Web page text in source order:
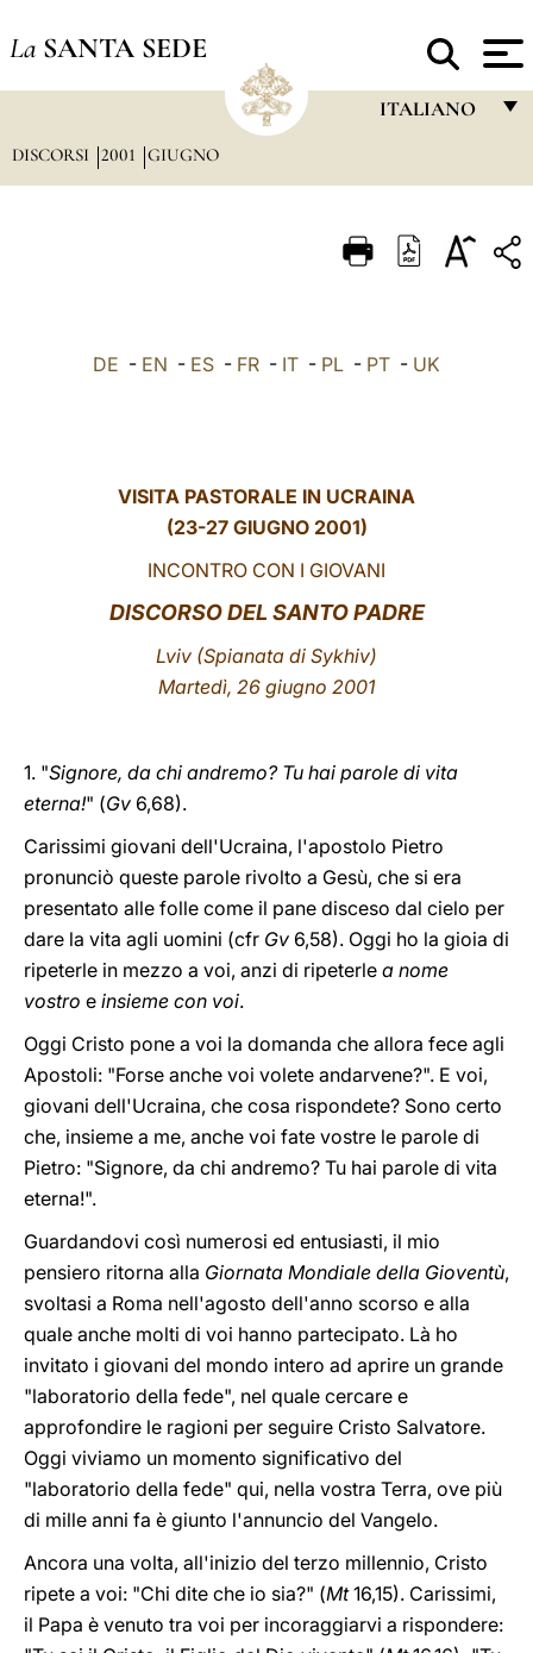
La SANTA SEDE
ITALIANO
ITALIANO
LATINE
DISCORSI 2001 GIUGNO
DE - EN - ES - FR - IT - PL - PT - UK
VISITA PASTORALE IN UCRAINA
(23-27 GIUGNO 2001)
INCONTRO CON I GIOVANI
DISCORSO DEL SANTO PADRE
Lviv (Spianata di Sykhiv)
Martedì, 26 giugno 2001
1. "Signore, da chi andremo? Tu hai parole di vita
eterna!" (Gv 6,68).
Carissimi giovani dell'Ucraina, l'apostolo Pietro
pronunciò queste parole rivolto a Gesù, che si era
presentato alle folle come il pane disceso dal cielo per
dare la vita agli uomini (cfr Gv 6,58). Oggi ho la gioia di
ripeterle in mezzo a voi, anzi di ripeterle a nome
vostro e insieme con voi.
Oggi Cristo pone a voi la domanda che allora fece agli
Apostoli: "Forse anche voi volete andarvene?". E voi,
giovani dell'Ucraina, che cosa rispondete? Sono certo
che, insieme a me, anche voi fate vostre le parole di
Pietro: "Signore, da chi andremo? Tu hai parole di vita
eterna!".
Guardandovi così numerosi ed entusiasti, il mio
pensiero ritorna alla Giornata Mondiale della Gioventù,
svoltasi a Roma nell'agosto dell'anno scorso e alla
quale anche molti di voi hanno partecipato. Là ho
invitato i giovani del mondo intero ad aprire un grande
"laboratorio della fede", nel quale cercare e
approfondire le ragioni per seguire Cristo Salvatore.
Oggi viviamo un momento significativo del
"laboratorio della fede" qui, nella vostra Terra, ove più
di mille anni fa è giunto l'annuncio del Vangelo.
Ancora una volta, all'inizio del terzo millennio, Cristo
ripete a voi: "Chi dite che io sia?" (Mt16,15). Carissimi,
il Papa è venuto tra voi per incoraggiarvi a rispondere: